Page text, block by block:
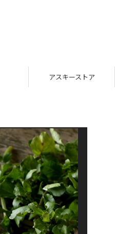
アスキーストア